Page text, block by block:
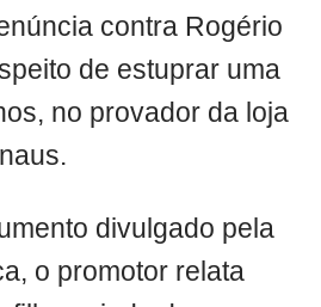
contra Rogério
de estuprar uma
no provador da loja
divulgado pela
o promotor relata